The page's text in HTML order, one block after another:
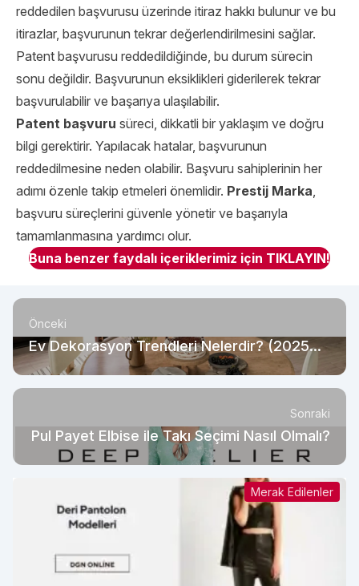
reddedilen başvurusu üzerinde itiraz hakkı bulunur ve bu
itirazlar, başvurunun tekrar değerlendirilmesini sağlar.
Patent başvurusu reddedildiğinde, bu durum sürecin
sonu değildir. Başvurunun eksiklikleri giderilerek tekrar
başvurulabilir ve başarıya ulaşılabilir.
Patent başvuru süreci, dikkatli bir yaklaşım ve doğru
bilgi gerektirir. Yapılacak hatalar, başvurunun
reddedilmesine neden olabilir. Başvuru sahiplerinin her
adımı özenle takip etmeleri önemlidir. Prestij Marka,
başvuru süreçlerini güvenle yönetir ve başarıyla
tamamlanmasına yardımcı olur.
Buna benzer faydalı içeriklerimiz için TIKLAYIN!
Önceki
Ev Dekorasyon Trendleri Nelerdir? (2025
Güncel)
Sonraki
Pul Payet Elbise ile Takı Seçimi Nasıl Olmalı?
Merak Edilenler